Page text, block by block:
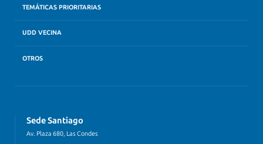
TEMÁTICAS PRIORITARIAS
UDD VECINA
OTROS
Sede Santiago
Av. Plaza 680, Las Condes